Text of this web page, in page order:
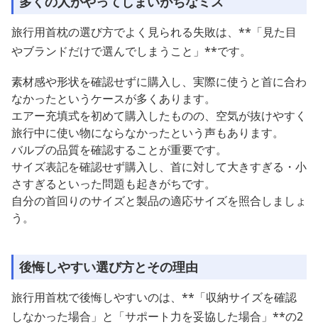
旅行用首枕の選び方でよく見られる失敗は、**「見た目
やブランドだけで選んでしまうこと」**です。
素材感や形状を確認せずに購入し、実際に使うと首に合わ
なかったというケースが多くあります。
エアー充填式を初めて購入したものの、空気が抜けやすく
旅行中に使い物にならなかったという声もあります。
バルブの品質を確認することが重要です。
サイズ表記を確認せず購入し、首に対して大きすぎる・小
さすぎるといった問題も起きがちです。
自分の首回りのサイズと製品の適応サイズを照合しましょ
う。
後悔しやすい選び方とその理由
旅行用首枕で後悔しやすいのは、**「収納サイズを確認
しなかった場合」と「サポート力を妥協した場合」**の2